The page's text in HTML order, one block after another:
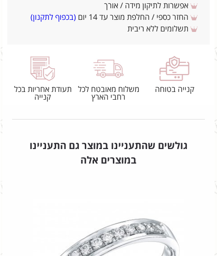
אפשרות לתיקון מידה / אורך
החזר כספי / החלפת מוצר עד 14 יום
(בכפוף לתקנון)
תשלומים ללא ריבית
קנייה בטוחה
משלוח מאובטח לכל
רחבי הארץ
תעודת אחריות בכל
קנייה
גולשים שהתעניינו במוצר גם התעניינו
במוצרים אלה